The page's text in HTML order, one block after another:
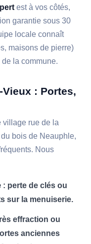
est à vos côtés,
garantie sous 30
locale connaît
maisons de pierre)
la commune.
: Portes,
village rue de la
bois de Neauphle,
Nous
: perte de clés ou
sur la menuiserie.
effraction ou
anciennes